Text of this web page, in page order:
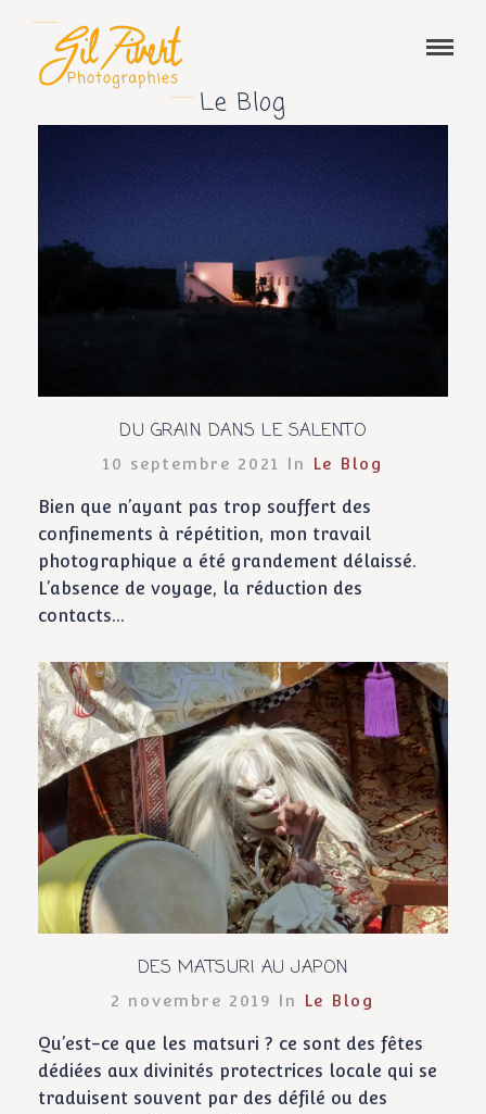
Le Blog
DU GRAIN DANS LE SALENTO
10 septembre 2021 In Le Blog
Bien que n’ayant pas trop souffert des
confinements à répétition, mon travail
photographique a été grandement délaissé.
L’absence de voyage, la réduction des
contacts...
DES MATSURI AU JAPON
2 novembre 2019 In Le Blog
Qu’est-ce que les matsuri ? ce sont des fêtes
dédiées aux divinités protectrices locale qui se
traduisent souvent par des défilé ou des